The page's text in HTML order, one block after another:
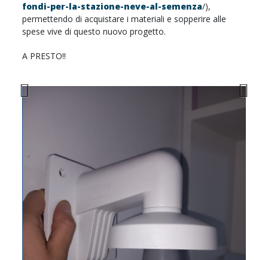
fondi-per-la-stazione-neve-al-semenza/),
permettendo di acquistare i materiali e sopperire alle
spese vive di questo nuovo progetto.
A PRESTO!!
Next